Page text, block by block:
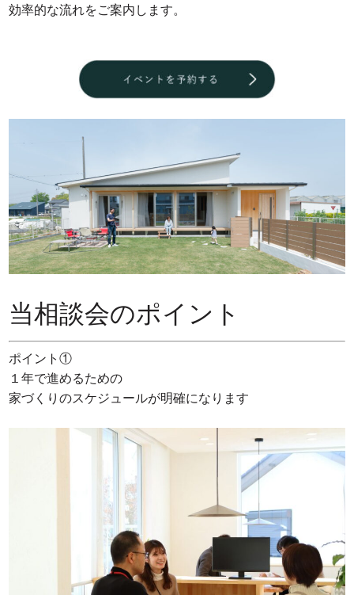
効率的な流れをご案内します。
当相談会のポイント
ポイント①
１年で進めるための
家づくりのスケジュールが明確になります